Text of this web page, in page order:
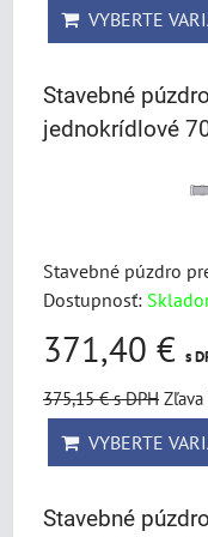
VYBERTE
Stavebné
jednokrídlové
Stavebné púzdro
Dostupnosť:
371,40 € s
375,15 €s DPH
VYBERTE
Stavebné